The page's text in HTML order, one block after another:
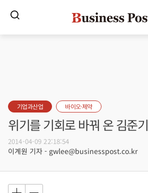
기업과산업 바이오·제약
위기를 기회로 바꿔 온 김준기
2014-04-09 22:18:54
이계원 기자 - gwlee@businesspost.co.kr